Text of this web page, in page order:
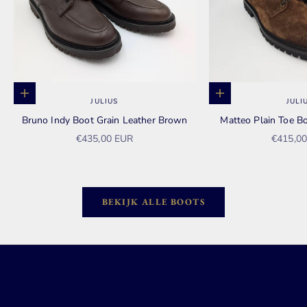
Opties kiezen JULIUS
Bruno Indy Boot Grain Leather Brown
Aanbiedingsprijs
€435,00 EUR
Opties kiezen
Matteo Plain Toe
BEKIJK ALLE BOOTS